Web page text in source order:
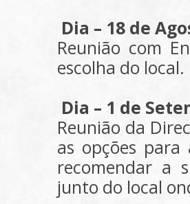
Dia – 18 de
Reunião com
escolha do local.
Dia – 1 de
Reunião da
as opções
recomendar a
junto do local